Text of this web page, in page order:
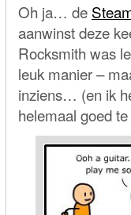
Oh ja… de
aanwinst deze
Rocksmith was
leuk manier –
inziens… (en ik
helemaal goed